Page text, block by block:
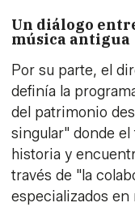
Un diálogo
música antigua
Por su parte, el
definía la
del patrimonio
singular" donde el
historia y
través de "la
especializados